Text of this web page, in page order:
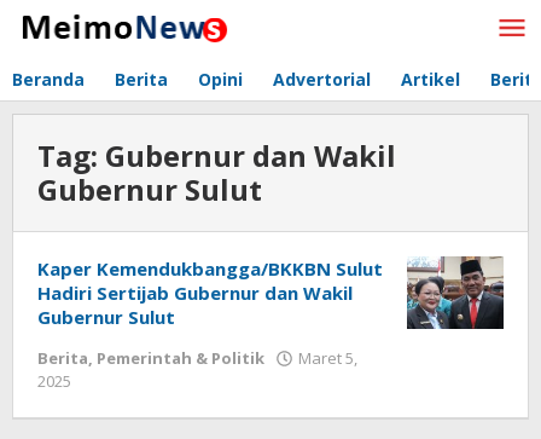
Lewati
Beranda Berita Opini Advertorial Artikel
Tag: Gubernur dan Wakil
Gubernur Sulut
Kaper Kemendukbangga/BKKBN Sulut
Hadiri Sertijab Gubernur dan Wakil
Gubernur Sulut
Berita, Pemerintah & Politik
Maret 5,
2025